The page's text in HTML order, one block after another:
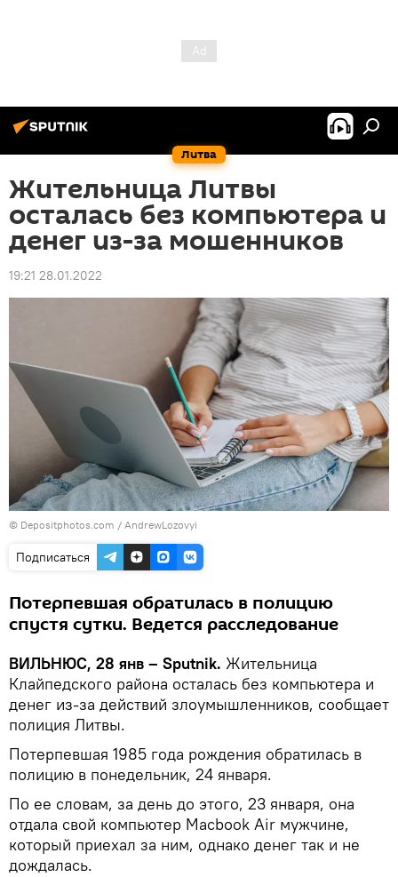
Литва
Жительница Литвы
осталась без компьютера и
денег из-за мошенников
19:21 28.01.2022
© Depositphotos.com / AndrewLozovyi
Подписаться
Потерпевшая обратилась в полицию
спустя сутки. Ведется расследование
ВИЛЬНЮС, 28 янв – Sputnik. Жительница
Клайпедского района осталась без компьютера и
денег из-за действий злоумышленников, сообщает
полиция Литвы.
Потерпевшая 1985 года рождения обратилась в
полицию в понедельник, 24 января.
По ее словам, за день до этого, 23 января, она
отдала свой компьютер Macbook Air мужчине,
который приехал за ним, однако денег так и не
дождалась.